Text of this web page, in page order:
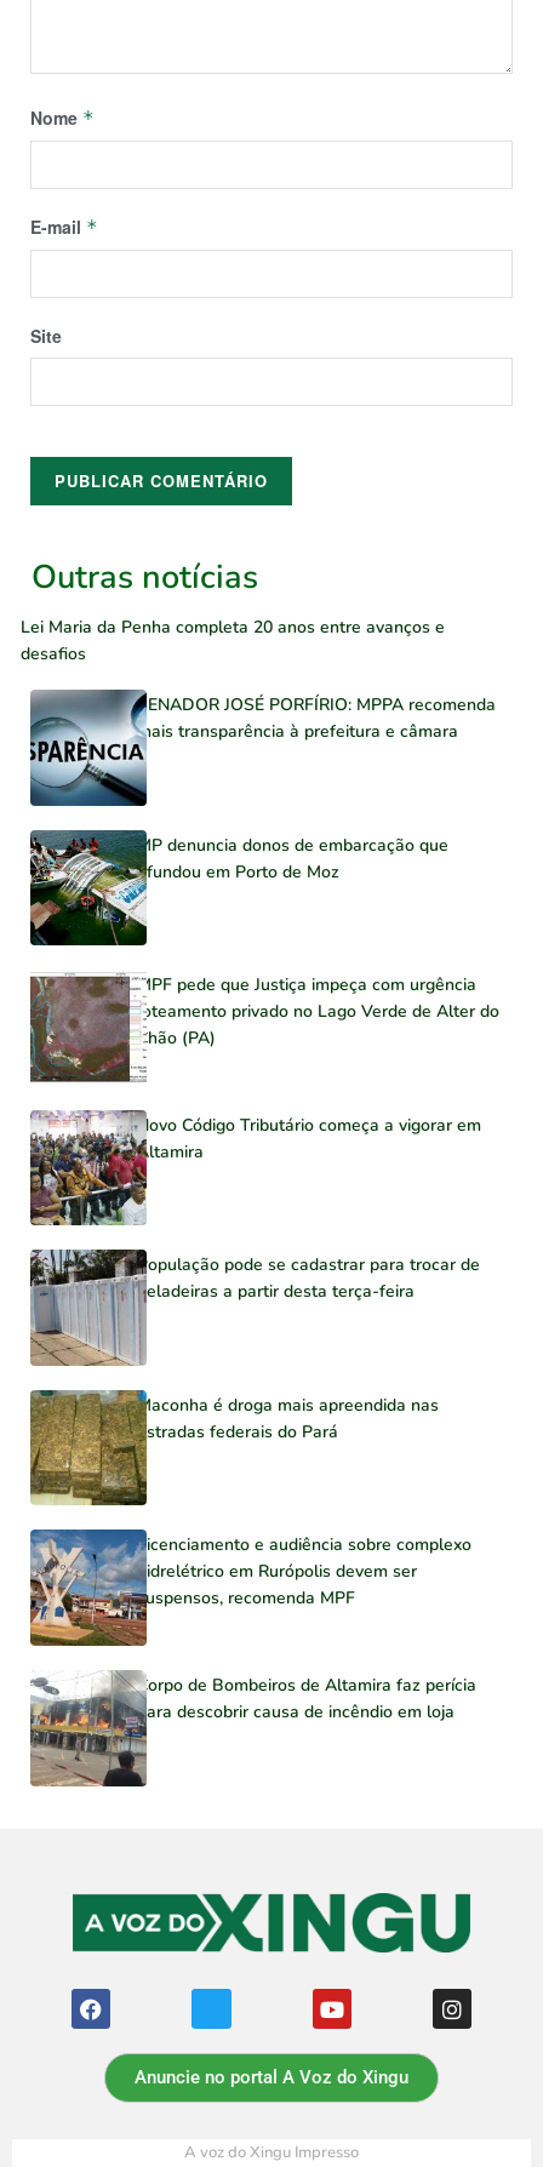
Nome *
E-mail *
Site
Outras notícias
Lei Maria da Penha completa 20 anos entre avanços e
desafios
SENADOR JOSÉ PORFÍRIO: MPPA recomenda
mais transparência à prefeitura e câmara
MP denuncia donos de embarcação que
afundou em Porto de Moz
MPF pede que Justiça impeça com urgência
loteamento privado no Lago Verde de Alter do
Chão (PA)
Novo Código Tributário começa a vigorar em
Altamira
População pode se cadastrar para trocar de
geladeiras a partir desta terça-feira
Maconha é droga mais apreendida nas
estradas federais do Pará
Licenciamento e audiência sobre complexo
hidrelétrico em Rurópolis devem ser
suspensos, recomenda MPF
Corpo de Bombeiros de Altamira faz perícia
para descobrir causa de incêndio em loja
Anuncie no portal A Voz do Xingu
A voz do Xingu Impresso